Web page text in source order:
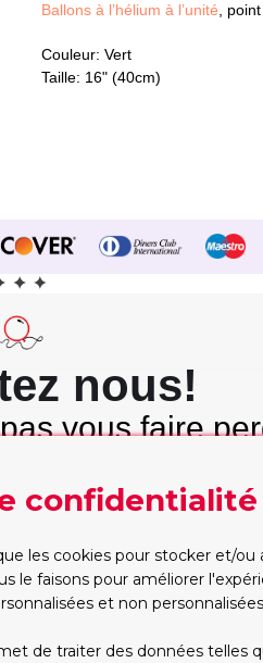
Ballons à l’hélium à l’unité,
Couleur: Vert
Taille: 16" (40cm)
nous!
vous faire
WhatsApp
Vous préférez taper?
Commencez la
dès maintenant, on
du reste!
confidentialité
les cookies pour stocker et/ou
le faisons pour améliorer
et non
de traiter des données telles